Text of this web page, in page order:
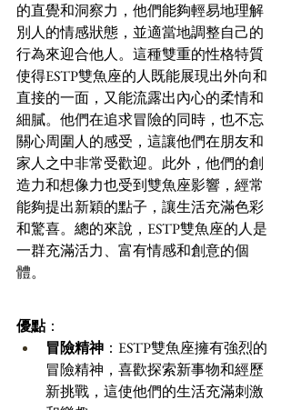
的直覺和洞察力，他們能夠輕易地理解
別人的情感狀態，並適當地調整自己的
行為來迎合他人。這種雙重的性格特質
使得ESTP雙魚座的人既能展現出外向和
直接的一面，又能流露出內心的柔情和
細膩。他們在追求冒險的同時，也不忘
關心周圍人的感受，這讓他們在朋友和
家人之中非常受歡迎。此外，他們的創
造力和想像力也受到雙魚座影響，經常
能夠提出新穎的點子，讓生活充滿色彩
和驚喜。總的來說，ESTP雙魚座的人是
一群充滿活力、富有情感和創意的個
體。
優點：
冒險精神 ：ESTP雙魚座擁有強烈的
冒險精神，喜歡探索新事物和經歷
新挑戰，這使他們的生活充滿刺激